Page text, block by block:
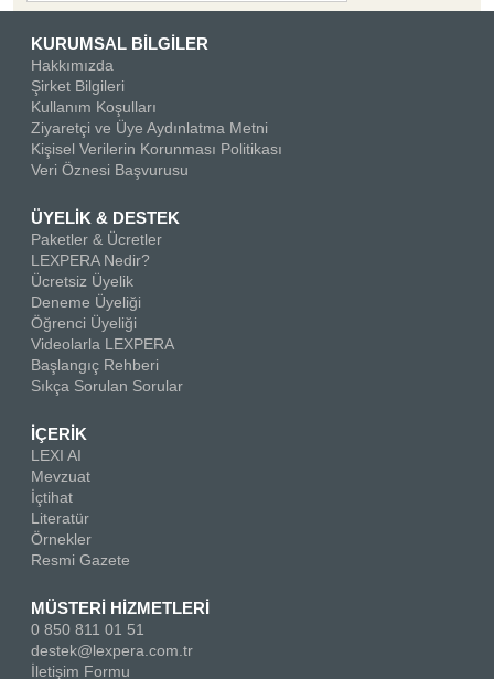
KURUMSAL BİLGİLER
Hakkımızda
Şirket Bilgileri
Kullanım Koşulları
Ziyaretçi ve Üye Aydınlatma Metni
Kişisel Verilerin Korunması Politikası
Veri Öznesi Başvurusu
ÜYELİK & DESTEK
Paketler & Ücretler
LEXPERA Nedir?
Ücretsiz Üyelik
Deneme Üyeliği
Öğrenci Üyeliği
Videolarla LEXPERA
Başlangıç Rehberi
Sıkça Sorulan Sorular
İÇERİK
LEXI AI
Mevzuat
İçtihat
Literatür
Örnekler
Resmi Gazete
MÜSTERİ HİZMETLERİ
0 850 811 01 51
destek@lexpera.com.tr
İletişim Formu